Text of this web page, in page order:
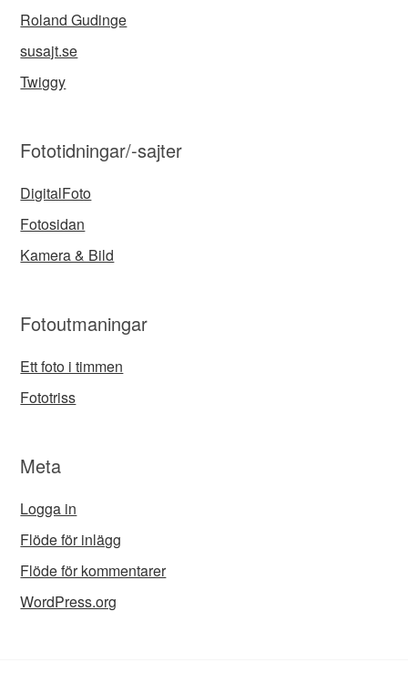
Roland Gudinge
susajt.se
Twiggy
Fototidningar/-sajter
DigitalFoto
Fotosidan
Kamera & Bild
Fotoutmaningar
Ett foto i timmen
Fototriss
Meta
Logga in
Flöde för inlägg
Flöde för kommentarer
WordPress.org